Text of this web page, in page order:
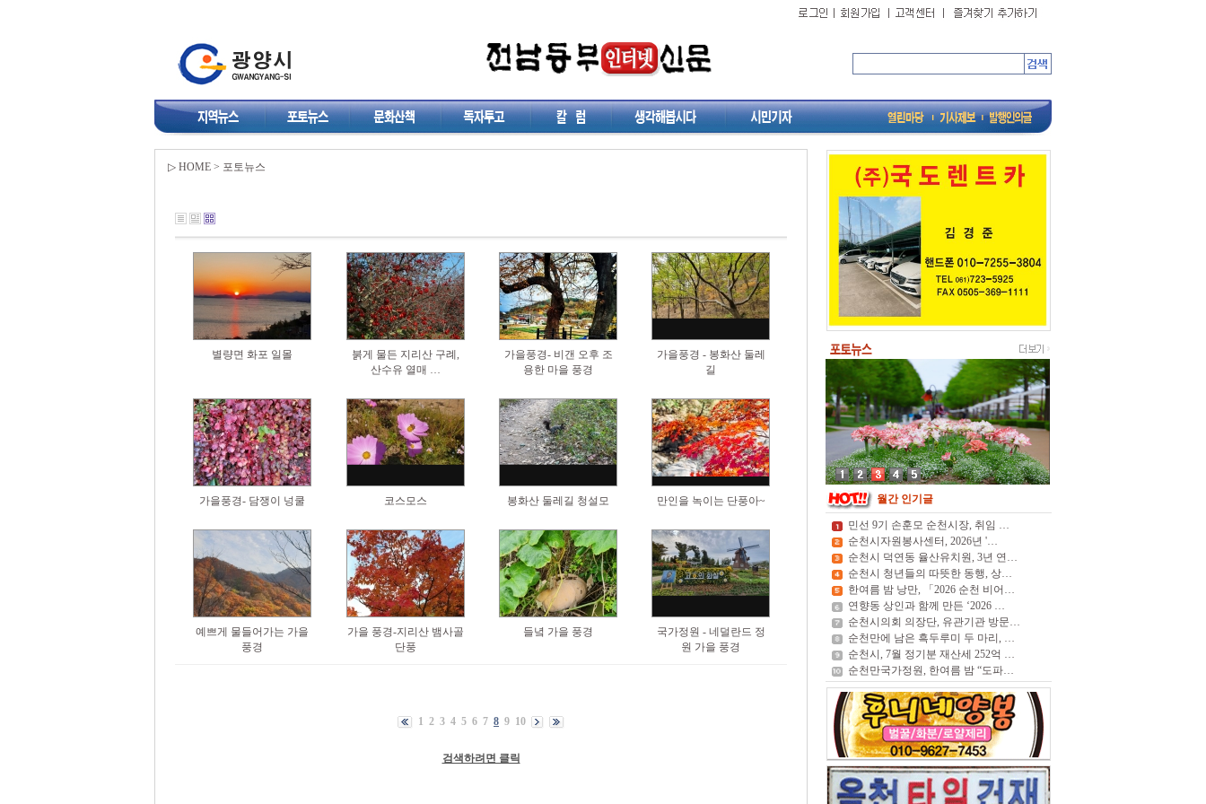
▷ HOME > 포토뉴스
별량면 화포 일몰
붉게 물든 지리산 구례,
산수유 열매 …
가을풍경- 비갠 오후 조
용한 마을 풍경
가을풍경 - 봉화산 둘레
길
가을풍경- 담쟁이 넝쿨 코스모스 봉화산 둘레길 청설모 만인을 녹이는 단풍아~
예쁘게 물들어가는 가을
풍경
가을 풍경-지리산 뱀사골
단풍
들녘 가을 풍경
국가정원 - 네덜란드 정
원 가을 풍경
1 2 3 4 5 6 7 8 9 10
검색하려면 클릭
월간 인기글
민선 9기 손훈모 순천시장, 취임 …
순천시자원봉사센터, 2026년 '…
순천시 덕연동 율산유치원, 3년 연…
순천시 청년들의 따뜻한 동행, 상…
한여름 밤 낭만, 「2026 순천 비어…
연향동 상인과 함께 만든 ‘2026 …
순천시의회 의장단, 유관기관 방문…
순천만에 남은 흑두루미 두 마리, …
순천시, 7월 정기분 재산세 252억 …
순천만국가정원, 한여름 밤 “도파…